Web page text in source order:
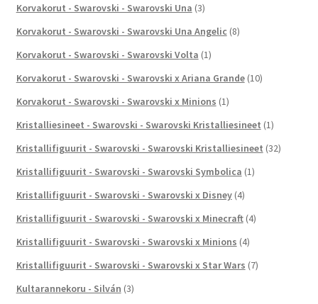
Korvakorut - Swarovski - Swarovski Una (3)
Korvakorut - Swarovski - Swarovski Una Angelic (8)
Korvakorut - Swarovski - Swarovski Volta (1)
Korvakorut - Swarovski - Swarovski x Ariana Grande (10)
Korvakorut - Swarovski - Swarovski x Minions (1)
Kristalliesineet - Swarovski - Swarovski Kristalliesineet (1)
Kristallifiguurit - Swarovski - Swarovski Kristalliesineet (32)
Kristallifiguurit - Swarovski - Swarovski Symbolica (1)
Kristallifiguurit - Swarovski - Swarovski x Disney (4)
Kristallifiguurit - Swarovski - Swarovski x Minecraft (4)
Kristallifiguurit - Swarovski - Swarovski x Minions (4)
Kristallifiguurit - Swarovski - Swarovski x Star Wars (7)
Kultarannekoru - Silván (3)